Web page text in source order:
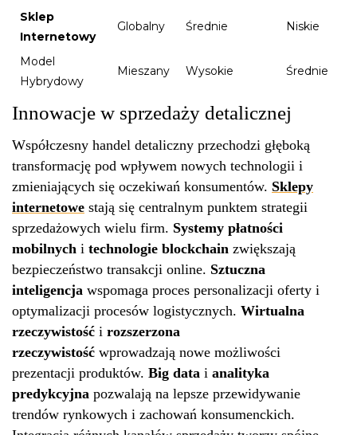
Sklep
Internetowy
Globalny Średnie Niskie
Model
Hybrydowy
Mieszany Wysokie Średnie
Innowacje w sprzedaży detalicznej
Współczesny handel detaliczny przechodzi głęboką
transformację pod wpływem nowych technologii i
zmieniających się oczekiwań konsumentów. Sklepy
internetowe stają się centralnym punktem strategii
sprzedażowych wielu firm. Systemy płatności
mobilnych i technologie blockchain zwiększają
bezpieczeństwo transakcji online. Sztuczna
inteligencja wspomaga proces personalizacji oferty i
optymalizacji procesów logistycznych. Wirtualna
rzeczywistość i rozszerzona
rzeczywistość wprowadzają nowe możliwości
prezentacji produktów. Big data i analityka
predykcyjna pozwalają na lepsze przewidywanie
trendów rynkowych i zachowań konsumenckich.